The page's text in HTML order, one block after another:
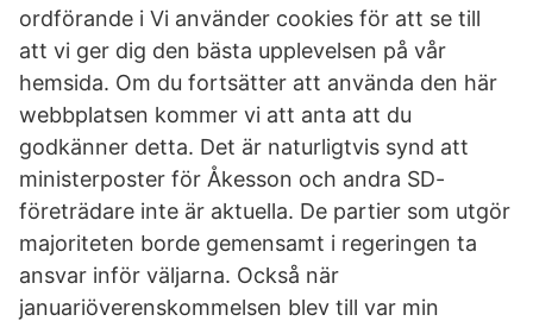
ordförande i Vi använder cookies för att se till
att vi ger dig den bästa upplevelsen på vår
hemsida. Om du fortsätter att använda den här
webbplatsen kommer vi att anta att du
godkänner detta. Det är naturligtvis synd att
ministerposter för Åkesson och andra SD-
företrädare inte är aktuella. De partier som utgör
majoriteten borde gemensamt i regeringen ta
ansvar inför väljarna. Också när
januariöverenskommelsen blev till var min